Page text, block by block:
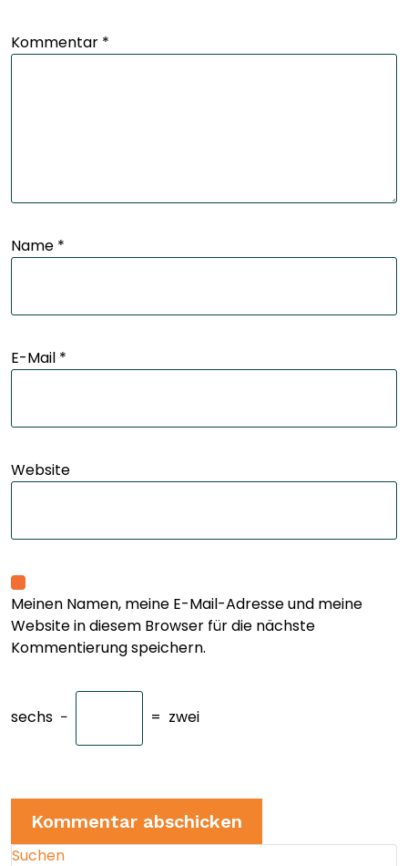
Kommentar *
Name *
E-Mail *
Website
Meinen Namen, meine E-Mail-Adresse und meine
Website in diesem Browser für die nächste
Kommentierung speichern.
sechs − = zwei
Suchen